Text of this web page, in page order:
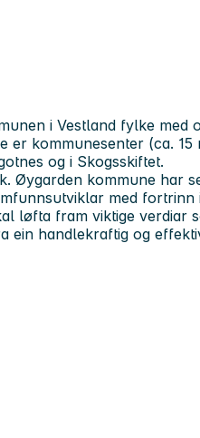
i Vestland fylke med
er kommunesenter (ca.
og i Skogsskiftet.
Øygarden kommune har
med
løfta fram viktige verdiar
ein handlekraftig og